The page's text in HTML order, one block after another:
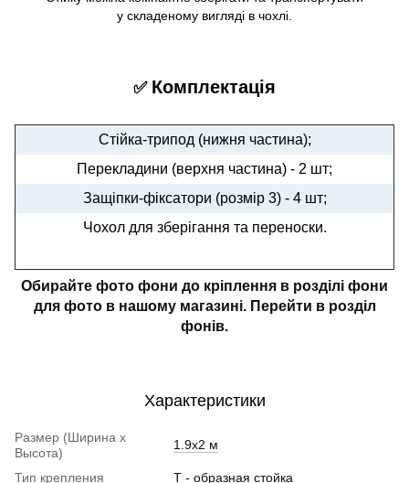
у складеному вигляді в чохлі.
✅ Комплектація
Стійка-трипод (нижня частина);
Перекладини (верхня частина) - 2 шт;
Защіпки-фіксатори (розмір 3) - 4 шт;
Чохол для зберігання та переноски.
Обирайте фото фони до кріплення в розділі фони
для фото в нашому магазині. Перейти в розділ
фонів.
Характеристики
Размер (Ширина х
Высота)
1.9х2 м
Тип крепления Т - образная стойка